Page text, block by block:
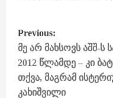
o
s
t
Previous:
მე არ მახსოვს აშშ-ს
2012 წლამდე – კი
თქვა, მაგრამ
კახიშვილი